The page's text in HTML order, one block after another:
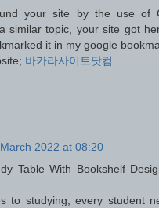
your site by the use of
similar topic, your site got
it in my google
바카라사이트닷컴
2022 at 08:20
Table With Bookshelf
to studying, every student